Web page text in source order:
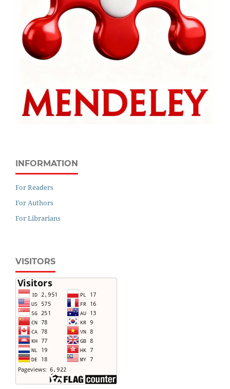
INFORMATION
For Readers
For Authors
For Librarians
VISITORS